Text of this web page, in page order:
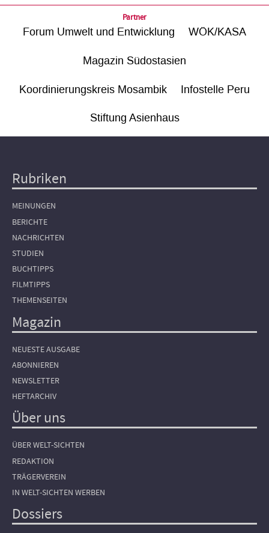
Partner
Forum Umwelt und Entwicklung WÖK/KASA
Magazin Südostasien
Koordinierungskreis Mosambik Infostelle Peru
Stiftung Asienhaus
Hauptnavigation
Rubriken
MEINUNGEN
BERICHTE
NACHRICHTEN
STUDIEN
BUCHTIPPS
FILMTIPPS
THEMENSEITEN
Magazin
NEUESTE AUSGABE
ABONNIEREN
NEWSLETTER
HEFTARCHIV
Über uns
ÜBER WELT-SICHTEN
REDAKTION
TRÄGERVEREIN
IN WELT-SICHTEN WERBEN
Dossiers